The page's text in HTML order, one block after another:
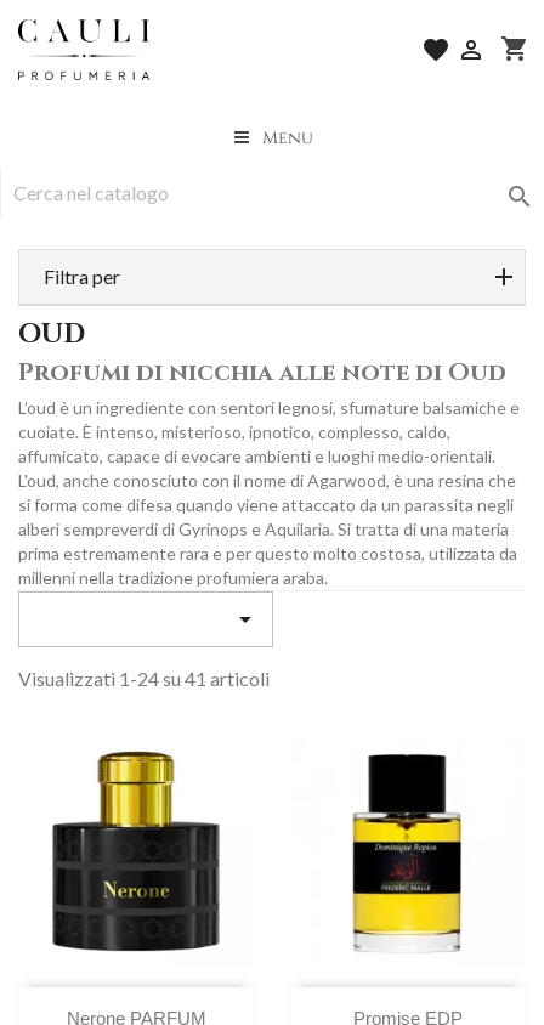
shopping_cart

favorite
Menu

Filtra per
OUD
Profumi di nicchia alle note di Oud
L’oud è un ingrediente con sentori legnosi, sfumature balsamiche e
cuoiate. È intenso, misterioso, ipnotico, complesso, caldo,
affumicato, capace di evocare ambienti e luoghi medio-orientali.
L'oud, anche conosciuto con il nome di Agarwood, è una resina che
si forma come difesa quando viene attaccato da un parassita negli
alberi sempreverdi di Gyrinops e Aquilaria. Si tratta di una materia
prima estremamente rara e per questo molto costosa, utilizzata da
millenni nella tradizione profumiera araba.

Visualizzati 1-24 su 41 articoli
Nerone PARFUM Promise EDP